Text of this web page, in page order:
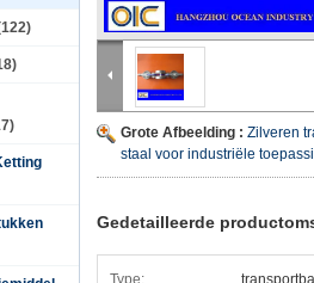
Grote Afbeelding : Zilveren
staal voor industriële
Gedetailleerde
Type: